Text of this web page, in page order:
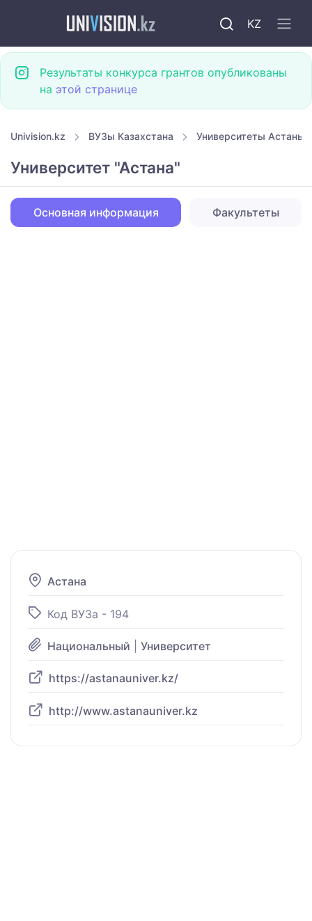
KZ
Результаты конкурса грантов опубликованы
на этой странице
Univision.kz ВУЗы Казахстана Университеты Астаны
Университет "Астана"
Основная информация Факультеты
Астана
Код ВУЗа - 194
Национальный Университет
https://astanauniver.kz/
http://www.astanauniver.kz